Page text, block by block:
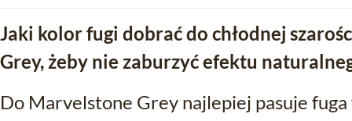
Jaki kolor fugi dobrać do chłodnej
Grey, żeby nie zaburzyć efektu
Do Marvelstone Grey najlepiej pasuje